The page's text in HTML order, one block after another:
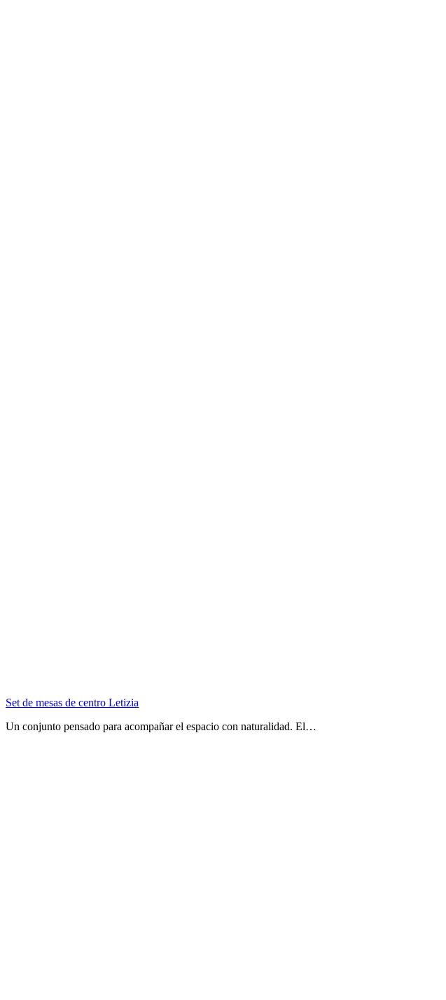
Set de mesas de centro Letizia
Un conjunto pensado para acompañar el espacio con naturalidad. El…